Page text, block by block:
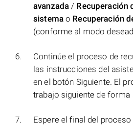
avanzada / Recuperación
sistemao Recuperación
(conforme al modo
Continúe el proceso de
las instrucciones del
en el botón Siguiente. El
trabajo siguiente de forma
Espere el final del